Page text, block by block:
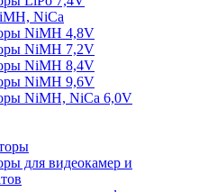
NiCa
NiMH 4,8V
NiMH 7,2V
NiMH 8,4V
NiMH 9,6V
NiMH, NiCa 6,0V
для видеокамер и